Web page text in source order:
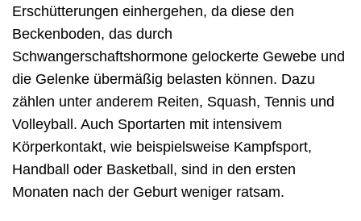
Erschütterungen einhergehen, da diese den
Beckenboden, das durch
Schwangerschaftshormone gelockerte Gewebe und
die Gelenke übermäßig belasten können. Dazu
zählen unter anderem Reiten, Squash, Tennis und
Volleyball. Auch Sportarten mit intensivem
Körperkontakt, wie beispielsweise Kampfsport,
Handball oder Basketball, sind in den ersten
Monaten nach der Geburt weniger ratsam.